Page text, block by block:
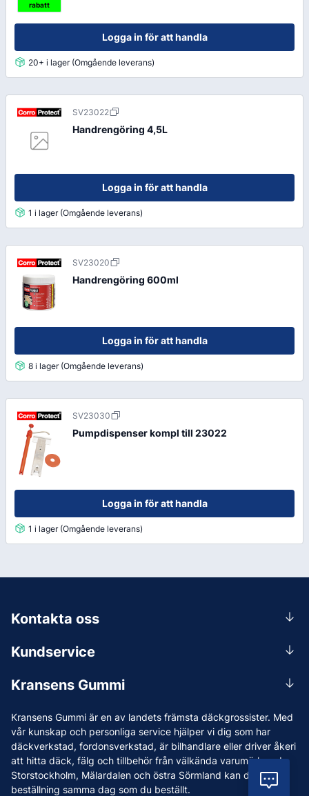
rabatt
Logga in för att handla
20+ i lager (Omgående leverans)
SV23022
Handrengöring 4,5L
Logga in för att handla
1 i lager (Omgående leverans)
SV23020
Handrengöring 600ml
Logga in för att handla
8 i lager (Omgående leverans)
SV23030
Pumpdispenser kompl till 23022
Logga in för att handla
1 i lager (Omgående leverans)
Kransens Gummi är en av landets främsta däckgrossister. Med
vår kunskap och personliga service hjälper vi dig som har
däckverkstad, fordonsverkstad, är bilhandlare eller driver åkeri
att hitta däck, fälg och tillbehör från välkända varumärken. I
Storstockholm, Mälardalen och östra Sörmland kan du ha din
beställning samma dag som du beställt.
Kundservice
Leverans
Reklamation & återköp
Betalning & faktura
Köpvillkor
Kransens Gummi
Vi som jobbar på Kransens Gummi
Jobba hos oss
Nyheter
Kontakta oss
0156-409 00
Mån-Tors 07.30-16:30, Fre 07.30-15.00.
Lunchstängt 12:00-12:30